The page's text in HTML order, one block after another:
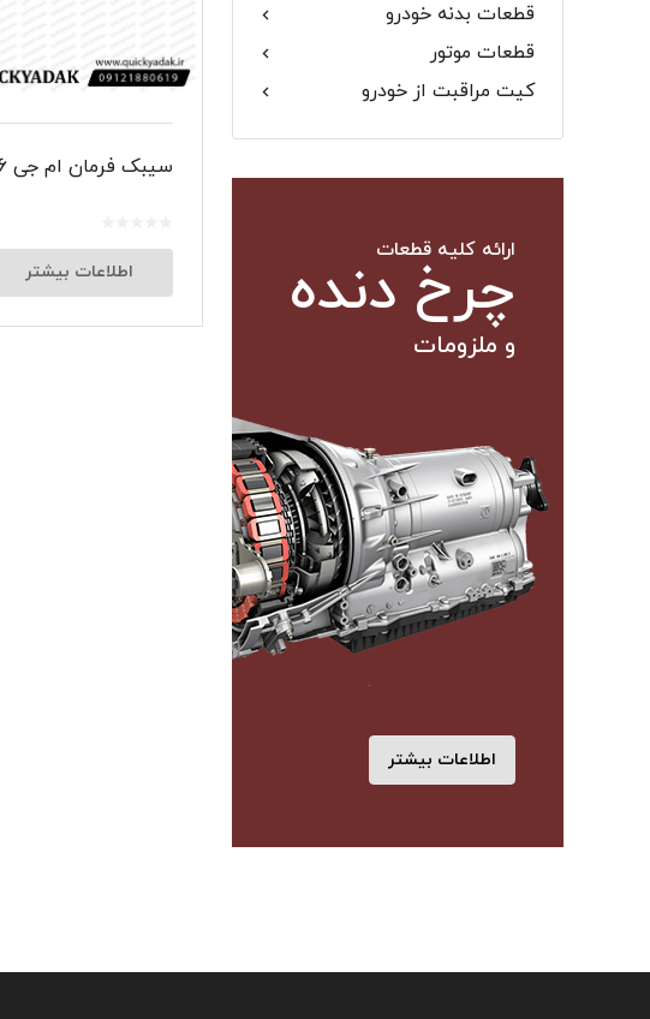
میل موج گیر
سیبک فرمان
قطعات بدنه خودرو
قطعات موتور
کیت مراقبت از خودرو
ارائه کلیه قطعات
چرخ دنده
و ملزومات
اطلاعات بیشتر
سیبک فرمان ام جی 6
اطلاعات بیشتر